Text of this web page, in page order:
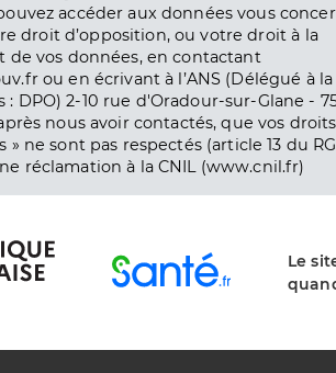
accéder aux données vous
droit d’opposition, ou votre droit à la
vos données, en contactant
ou en écrivant à l’ANS (Délégué à la
DPO) 2-10 rue d'Oradour-sur-Glane -
nous avoir contactés, que vos
ne sont pas respectés (article 13 du
réclamation à la CNIL (www.cnil.fr)
Le